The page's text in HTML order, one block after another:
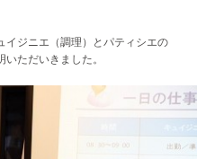
イジニエ（調理）とパティシエの
ただいきました。